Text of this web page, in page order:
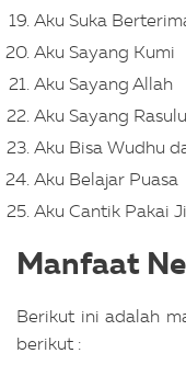
Aku Suka
Aku Sayang Kumi
Aku Sayang Allah
Aku Sayang
Aku Bisa Wudhu
Aku Belajar Puasa
Aku Cantik Pakai
Manfaat
Berikut ini adalah
berikut :